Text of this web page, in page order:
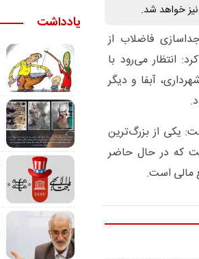
خواهد شد.
فاضلاب از
انتظار می‌رود با
آبفا و دیگر
یکی از بزرگ‌ترین
که در حال حاضر
مالی است.
یادداشت